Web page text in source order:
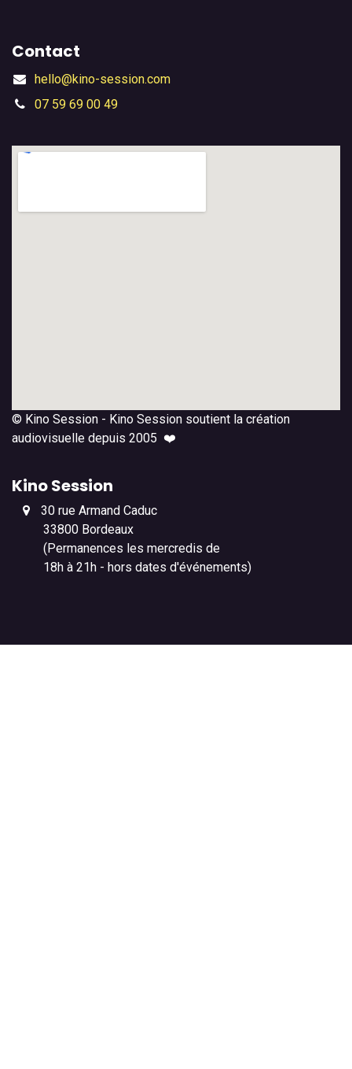
Contact
hello@kino-session.com
07 59 69 00 49
© Kino Session - Kino Session soutient la création
audiovisuelle depuis 2005 ❤️
Kino Session
30 rue Armand Caduc
33800 Bordeaux
(Permanences les mercredis de
18h à 21h - hors dates d'événements)